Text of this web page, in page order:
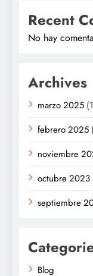
Recent
No hay
Archives
marzo 2025
febrero 2025
noviembre
octubre 2023
septiembre
Blog